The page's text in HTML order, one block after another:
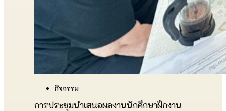
กิจกรรม
การประชุมนำเสนอผลงานนักศึกษาฝึกงาน